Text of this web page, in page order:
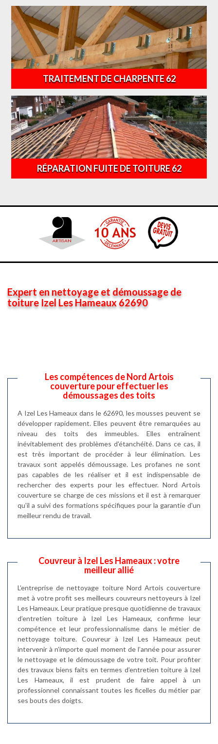
TRAITEMENT DE CHARPENTE 62
RÉPARATION FUITE DE TOITURE 62
Expert en nettoyage et démoussage de
toiture Izel Les Hameaux 62690
Les compétences de Nord Artois
couverture pour effectuer les
démoussages des toits
A Izel Les Hameaux dans le 62690, les mousses peuvent se
développer rapidement. Elles peuvent être remarquées au
niveau des toits des immeubles. Elles entraînent
inévitablement des problèmes d'étanchéité. Dans ce cas, il
est très important de procéder à leur élimination. Les
travaux sont appelés démoussage. Les profanes ne sont
pas capables de les réaliser et il est indispensable de
rechercher des experts pour les effectuer. Nord Artois
couverture se charge de ces missions et il est à remarquer
qu'il a suivi des formations spécifiques pour la garantie d'un
meilleur rendu de travail.
Couvreur à Izel Les Hameaux : votre
meilleur allié
L’entreprise de nettoyage toiture Nord Artois couverture
met à votre profit ses meilleurs couvreurs nettoyeurs à Izel
Les Hameaux. Leur pratique presque quotidienne de travaux
d’entretien toiture à Izel Les Hameaux, confirme leur
compétence et leur professionnalisme dans le métier de
nettoyage toiture. Couvreur à Izel Les Hameaux peut
intervenir à n’importe quel moment de l’année pour assurer
le nettoyage et le démoussage de votre toit. Pour profiter
des travaux biens faits en termes d’entretien toiture à Izel
Les Hameaux, il est prudent de faire appel à un
professionnel connaissant toutes les ficelles du métier par
ses bouts des doigts.